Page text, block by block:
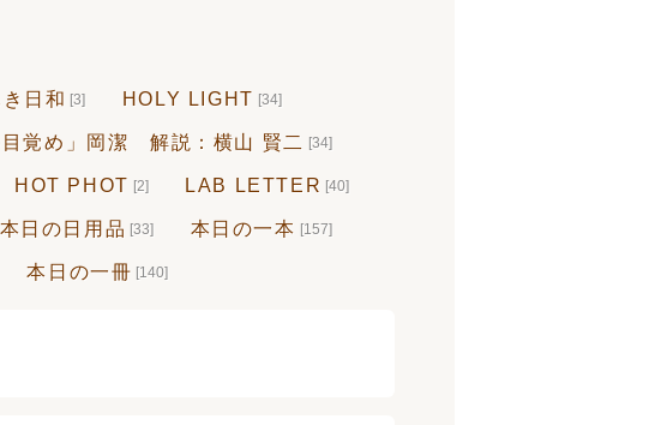
日和 [3] HOLY LIGHT [34]
目覚め」岡潔 解説：横山 賢二 [34]
HOT PHOT [2] LAB LETTER [40]
本日の日用品 [33] 本日の一本 [157]
本日の一冊 [140]